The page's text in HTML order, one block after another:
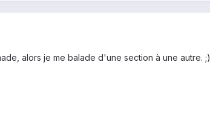
alors je me balade d'une section à une autre. ;)